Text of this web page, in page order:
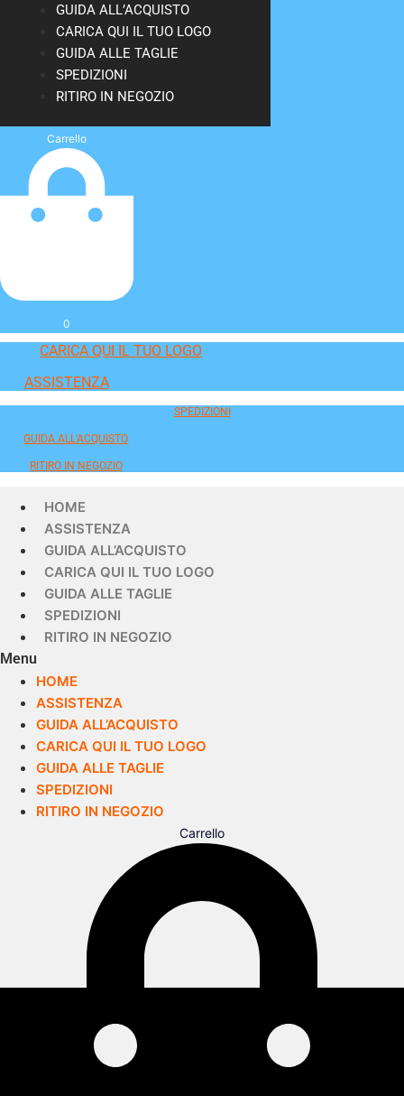
GUIDA ALL’ACQUISTO
CARICA QUI IL TUO LOGO
GUIDA ALLE TAGLIE
SPEDIZIONI
RITIRO IN NEGOZIO
Carrello
0
CARICA QUI IL TUO LOGO
ASSISTENZA
SPEDIZIONI
GUIDA ALL'ACQUISTO
RITIRO IN NEGOZIO
HOME
ASSISTENZA
GUIDA ALL’ACQUISTO
CARICA QUI IL TUO LOGO
GUIDA ALLE TAGLIE
SPEDIZIONI
RITIRO IN NEGOZIO
Menu
HOME
ASSISTENZA
GUIDA ALL’ACQUISTO
CARICA QUI IL TUO LOGO
GUIDA ALLE TAGLIE
SPEDIZIONI
RITIRO IN NEGOZIO
Carrello